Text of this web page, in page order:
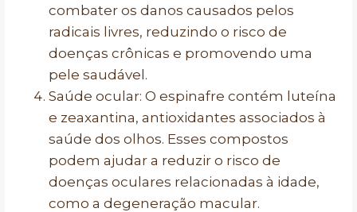
combater os danos causados pelos
radicais livres, reduzindo o risco de
doenças crônicas e promovendo uma
pele saudável.
Saúde ocular: O espinafre contém luteína
e zeaxantina, antioxidantes associados à
saúde dos olhos. Esses compostos
podem ajudar a reduzir o risco de
doenças oculares relacionadas à idade,
como a degeneração macular.